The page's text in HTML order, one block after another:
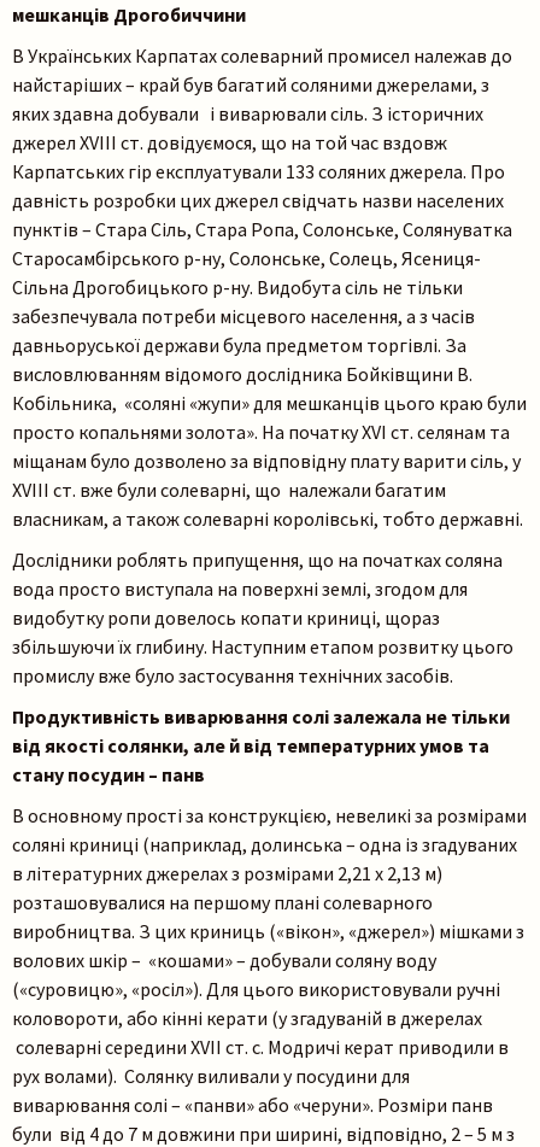
мешканців Дрогобиччини
В Українських Карпатах солеварний промисел належав до
найстаріших – край був багатий соляними джерелами, з
яких здавна добували і виварювали сіль. З історичних
джерел ХVІІІ ст. довідуємося, що на той час вздовж
Карпатських гір експлуатували 133 соляних джерела. Про
давність розробки цих джерел свідчать назви населених
пунктів – Стара Сіль, Стара Ропа, Солонське, Солянуватка
Старосамбірського р-ну, Солонське, Солець, Ясениця-
Сільна Дрогобицького р-ну. Видобута сіль не тільки
забезпечувала потреби місцевого населення, а з часів
давньоруської держави була предметом торгівлі. За
висловлюванням відомого дослідника Бойківщини В.
Кобільника, «соляні «жупи» для мешканців цього краю були
просто копальнями золота». На початку ХVІ ст. селянам та
міщанам було дозволено за відповідну плату варити сіль, у
ХVІІІ ст. вже були солеварні, що належали багатим
власникам, а також солеварні королівські, тобто державні.
Дослідники роблять припущення, що на початках соляна
вода просто виступала на поверхні землі, згодом для
видобутку ропи довелось копати криниці, щораз
збільшуючи їх глибину. Наступним етапом розвитку цього
промислу вже було застосування технічних засобів.
Продуктивність виварювання солі залежала не тільки
від якості солянки, але й від температурних умов та
стану посудин – панв
В основному прості за конструкцією, невеликі за розмірами
соляні криниці (наприклад, долинська – одна із згадуваних
в літературних джерелах з розмірами 2,21 х 2,13 м)
розташовувалися на першому плані солеварного
виробництва. З цих криниць («вікон», «джерел») мішками з
волових шкір – «кошами» – добували соляну воду
(«суровицю», «росіл»). Для цього використовували ручні
коловороти, або кінні керати (у згадуваній в джерелах
солеварні середини XVIІ ст. с. Модричі керат приводили в
рух волами). Солянку виливали у посудини для
виварювання солі – «панви» або «черуни». Розміри панв
були від 4 до 7 м довжини при ширині, відповідно, 2 – 5 м з